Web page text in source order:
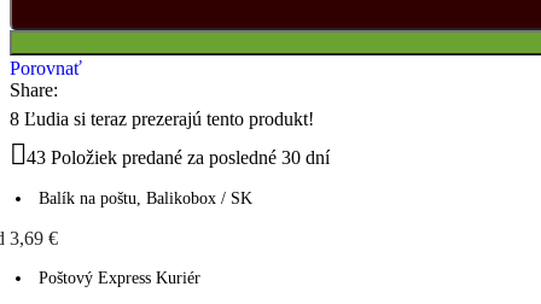
Porovnať
Share:
8 Ľudia si teraz prezerajú tento produkt!
43 Položiek predané za posledné 30 dní
Balík na poštu, Balikobox / SK
3,69 €
Poštový Express Kuriér